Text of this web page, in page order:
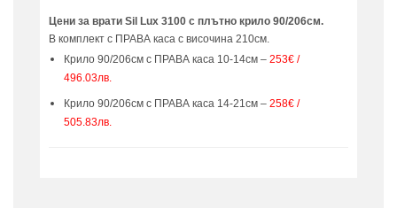
Цени за врати Sil Lux 3100 с плътно крило 90/206см.
В комплект с ПРАВА каса с височина 210см.
Крило 90/206см с ПРАВА каса 10-14см –253€ /
496.03лв.
Крило 90/206см с ПРАВА каса 14-21см –258€ /
505.83лв.